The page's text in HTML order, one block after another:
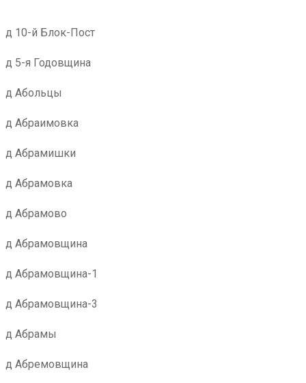
д 10-й Блок-Пост
д 5-я Годовщина
д Абольцы
д Абраимовка
д Абрамишки
д Абрамовка
д Абрамово
д Абрамовщина
д Абрамовщина-1
д Абрамовщина-3
д Абрамы
д Абремовщина